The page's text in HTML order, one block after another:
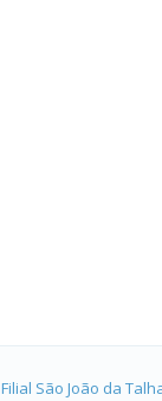
Filial São João da